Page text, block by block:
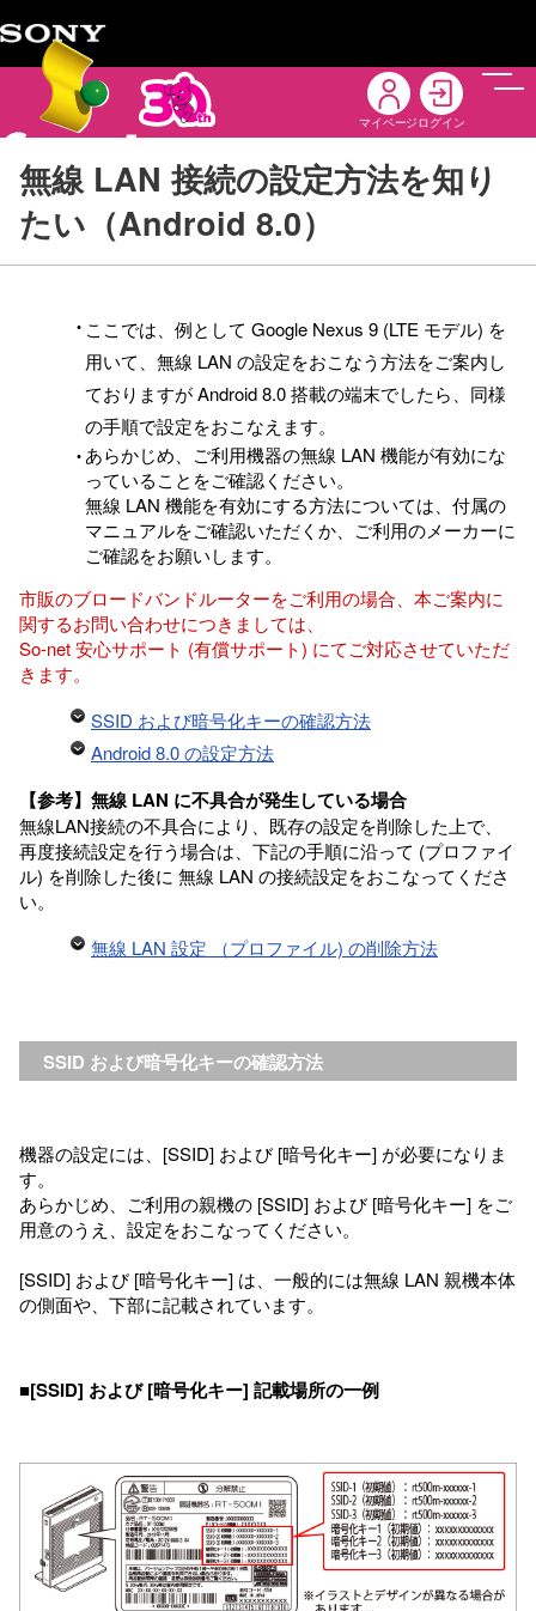
マイページ ログイン
メニ
無線 LAN 接続の設定方法を知り
たい（Android 8.0）
ここでは、例として Google Nexus 9 (LTE モデル) を
用いて、無線 LAN の設定をおこなう方法をご案内し
ておりますが Android 8.0 搭載の端末でしたら、同様
の手順で設定をおこなえます。
あらかじめ、ご利用機器の無線 LAN 機能が有効にな
っていることをご確認ください。
無線 LAN 機能を有効にする方法については、付属の
マニュアルをご確認いただくか、ご利用のメーカーに
ご確認をお願いします。
市販のブロードバンドルーターをご利用の場合、本ご案内に
関するお問い合わせにつきましては、
So-net 安心サポート (有償サポート) にてご対応させていただ
きます。
SSID および暗号化キーの確認方法
Android 8.0 の設定方法
【参考】無線 LAN に不具合が発生している場合
無線LAN接続の不具合により、既存の設定を削除した上で、
再度接続設定を行う場合は、下記の手順に沿って (プロファイ
ル) を削除した後に 無線 LAN の接続設定をおこなってくださ
い。
無線 LAN 設定 （プロファイル) の削除方法
SSID および暗号化キーの確認方法
機器の設定には、[SSID] および [暗号化キー] が必要になりま
す。
あらかじめ、ご利用の親機の [SSID] および [暗号化キー] をご
用意のうえ、設定をおこなってください。
[SSID] および [暗号化キー] は、一般的には無線 LAN 親機本体
の側面や、下部に記載されています。
■[SSID] および [暗号化キー] 記載場所の一例